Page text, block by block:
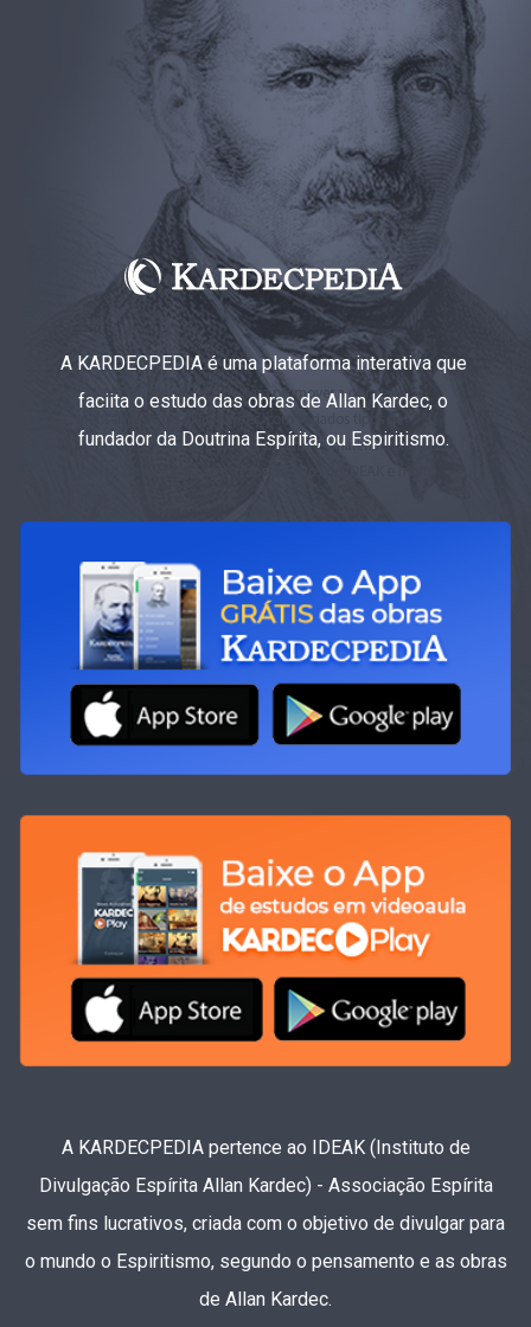
A KARDECPEDIA é uma plataforma interativa que
faciita o estudo das obras de Allan Kardec, o
fundador da Doutrina Espírita, ou Espiritismo.
A KARDECPEDIA pertence ao IDEAK (Instituto de
Divulgação Espírita Allan Kardec) - Associação Espírita
sem fins lucrativos, criada com o objetivo de divulgar para
o mundo o Espiritismo, segundo o pensamento e as obras
de Allan Kardec.